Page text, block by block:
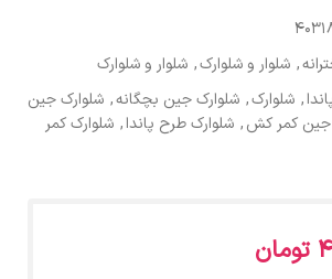
, شلوار و شلوارک, شلوار و شلوارک
, شلوارک, شلوارک جین بچگانه, شلوارک جین
جین کمر کش, شلوارک طرح پاندا, شلوارک کمر
تومان